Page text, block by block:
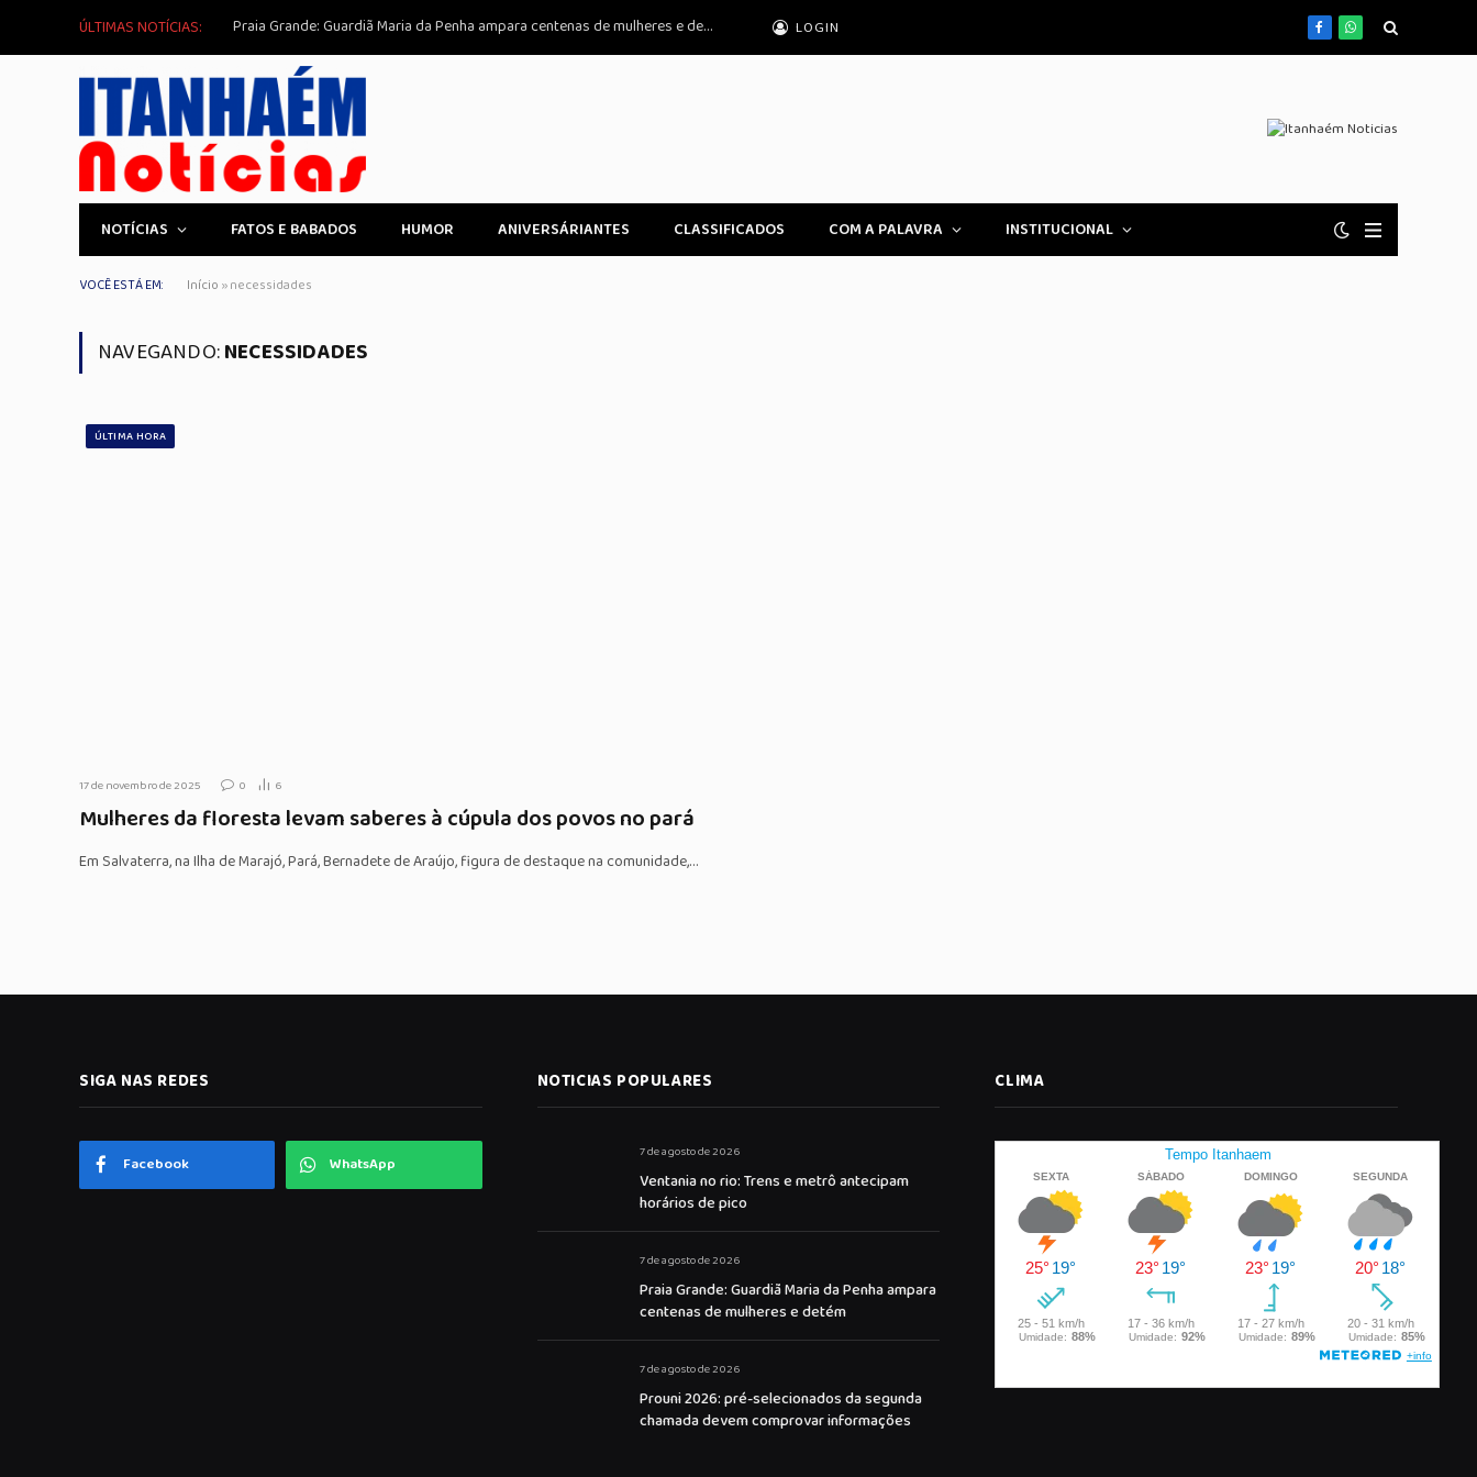
ÚLTIMAS NOTÍCIAS: Praia Grande: Guardiã Maria da Penha ampara centenas de mulheres e detém LOGIN FacebookWhatsApp
NOTÍCIAS FATOS E BABADOS HUMOR ANIVERSÁRIANTES CLASSIFICADOS COM A PALAVRA INSTITUCIONAL
VOCÊ ESTÁ EM: Início »necessidades
NAVEGANDO:NECESSIDADES
ÚLTIMA HORA
17 de novembro de 2025 0 6
Mulheres da floresta levam saberes à cúpula dos povos no pará
Em Salvaterra, na Ilha de Marajó, Pará, Bernadete de Araújo, figura de destaque na comunidade,…
SIGA NAS REDES
Facebook WhatsApp
NOTICIAS POPULARES
7 de agosto de 2026
Ventania no rio: Trens e metrô antecipam
horários de pico
7 de agosto de 2026
Praia Grande: Guardiã Maria da Penha ampara
centenas de mulheres e detém
7 de agosto de 2026
Prouni 2026: pré-selecionados da segunda
chamada devem comprovar informações
CLIMA